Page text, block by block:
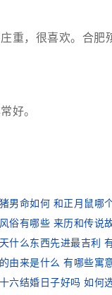
重，很喜欢。合肥
好。
男命如何 和正月鼠哪
俗有哪些 来历和传说
什么东西先进最吉利
由来是什么 有哪些寓
六结婚日子好吗 如何